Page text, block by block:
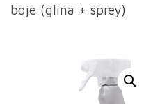
boje (glina + sprey)